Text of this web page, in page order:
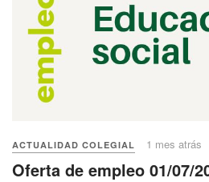
ACTUALIDAD COLEGIAL 1 mes atrás
Oferta de empleo 01/07/